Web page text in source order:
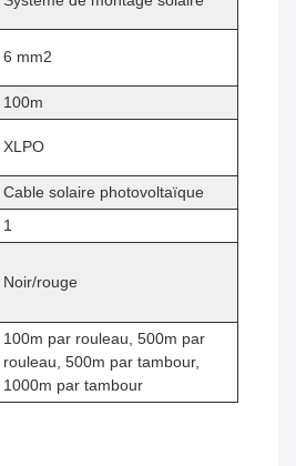
6 mm2
100m
XLPO
Cable solaire photovoltaïque
1
Noir/rouge
100m par rouleau, 500m par
rouleau, 500m par tambour,
1000m par tambour